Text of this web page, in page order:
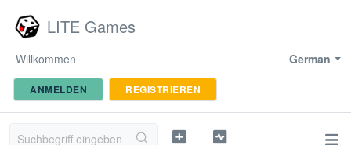
LITE Games
German
Willkommen
ANMELDEN REGISTRIEREN